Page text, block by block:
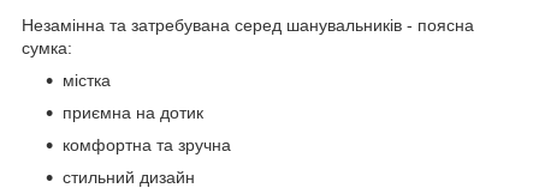
Незамінна та затребувана серед шанувальників - поясна
сумка:
містка
приємна на дотик
комфортна та зручна
стильний дизайн